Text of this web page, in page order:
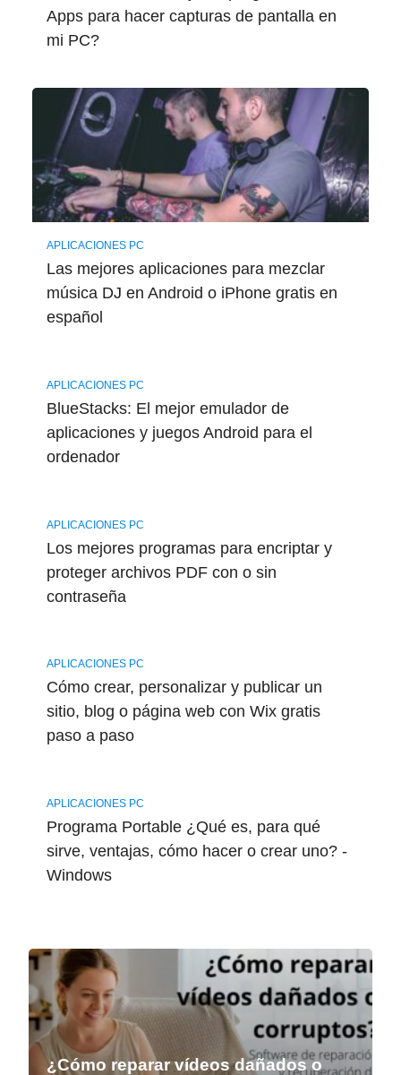
Apps para hacer capturas de pantalla en
mi PC?
APLICACIONES PC
Las mejores aplicaciones para mezclar
música DJ en Android o iPhone gratis en
español
APLICACIONES PC
BlueStacks: El mejor emulador de
aplicaciones y juegos Android para el
ordenador
APLICACIONES PC
Los mejores programas para encriptar y
proteger archivos PDF con o sin
contraseña
APLICACIONES PC
Cómo crear, personalizar y publicar un
sitio, blog o página web con Wix gratis
paso a paso
APLICACIONES PC
Programa Portable ¿Qué es, para qué
sirve, ventajas, cómo hacer o crear uno? -
Windows
¿Cómo reparar vídeos dañados o